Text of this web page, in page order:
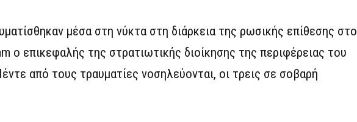
μέσα στη νύκτα στη διάρκεια της ρωσικής επίθεσης στο
ο επικεφαλής της στρατιωτικής διοίκησης της περιφέρειας του
από τους τραυματίες νοσηλεύονται, οι τρεις σε σοβαρή